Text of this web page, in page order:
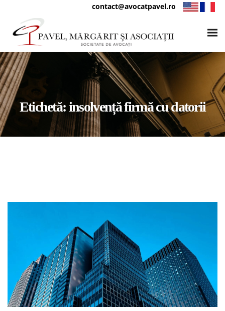
contact@avocatpavel.ro
Etichetă:insolvență firmă cu datorii